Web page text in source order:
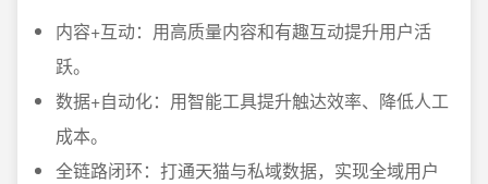
内容+互动：用高质量内容和有趣互动提升用户活
跃。
数据+自动化：用智能工具提升触达效率、降低人工
成本。
全链路闭环：打通天猫与私域数据，实现全域用户